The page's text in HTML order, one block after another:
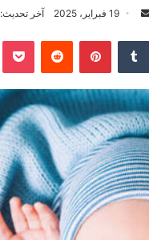
19 فبراير، 2025 آخر تحديث: 19 فبراير، 2025